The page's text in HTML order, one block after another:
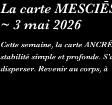
La carte
~ 3 mai 2026
Cette semaine, la carte
stabilité simple et profonde.
disperser. Revenir au corps, à